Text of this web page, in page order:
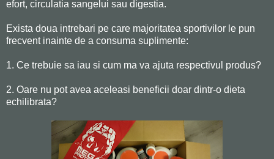
efort, circulatia sangelui sau digestia.
Exista doua intrebari pe care majoritatea sportivilor le pun
frecvent inainte de a consuma suplimente:
1. Ce trebuie sa iau si cum ma va ajuta respectivul produs?
2. Oare nu pot avea aceleasi beneficii doar dintr-o dieta
echilibrata?